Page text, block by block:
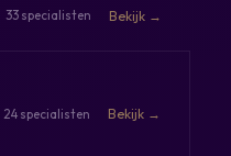
33 specialisten Bekijk →
24 specialisten Bekijk →